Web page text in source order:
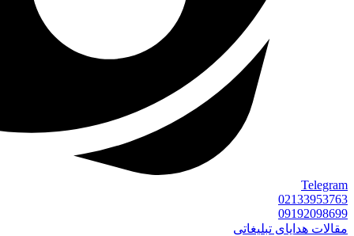
Telegram
02133953763
09192098699
مقالات هدایای تبلیغاتی